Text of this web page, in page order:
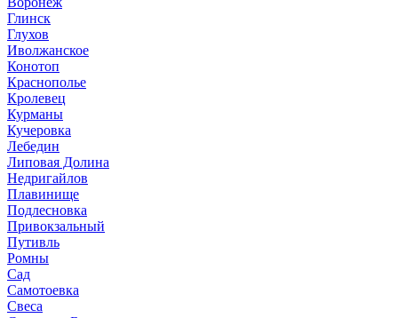
Глинск
Глухов
Иволжанское
Конотоп
Краснополье
Кролевец
Курманы
Кучеровка
Лебедин
Липовая Долина
Недригайлов
Плавинище
Подлесновка
Привокзальный
Путивль
Ромны
Сад
Самотоевка
Свеса